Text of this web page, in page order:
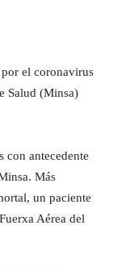
el coronavirus
Salud (Minsa)
con antecedente
Más
un paciente
Aérea del